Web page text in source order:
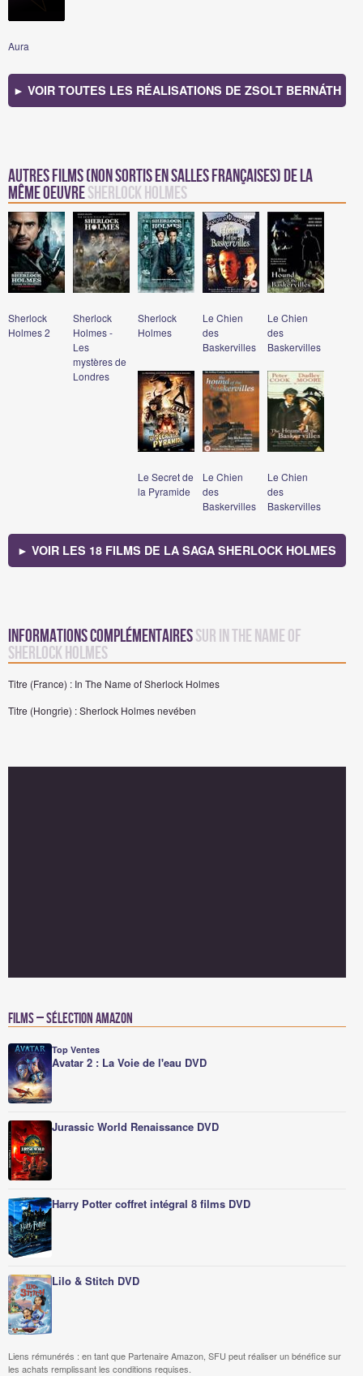
Aura
► VOIR TOUTES LES RÉALISATIONS DE ZSOLT BERNÁTH
Autres films (non sortis en salles françaises) de la
même oeuvreSherlock Holmes
Sherlock
Holmes 2
Sherlock
Holmes -
Les
mystères de
Londres
Sherlock
Holmes
Le Chien
des
Baskervilles
Le Chien
des
Baskervilles
Le Secret de
la Pyramide
Le Chien
des
Baskervilles
Le Chien
des
Baskervilles
► VOIR LES 18 FILMS DE LA SAGA SHERLOCK HOLMES
Informations complémentairessur In The Name of
Sherlock Holmes
Titre (France) : In The Name of Sherlock Holmes
Titre (Hongrie) : Sherlock Holmes nevében
Films – Sélection Amazon
Top Ventes
Avatar 2 : La Voie de l'eau DVD
Jurassic World Renaissance DVD
Harry Potter coffret intégral 8 films DVD
Lilo & Stitch DVD
Liens rémunérés : en tant que Partenaire Amazon, SFU peut réaliser un bénéfice sur
les achats remplissant les conditions requises.